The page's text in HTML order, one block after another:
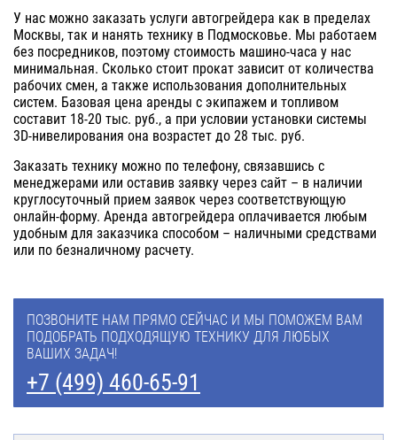
У нас можно заказать услуги автогрейдера как в пределах
Москвы, так и нанять технику в Подмосковье. Мы работаем
без посредников, поэтому стоимость машино-часа у нас
минимальная. Сколько стоит прокат зависит от количества
рабочих смен, а также использования дополнительных
систем. Базовая цена аренды с экипажем и топливом
составит 18-20 тыс. руб., а при условии установки системы
3D-нивелирования она возрастет до 28 тыс. руб.
Заказать технику можно по телефону, связавшись с
менеджерами или оставив заявку через сайт – в наличии
круглосуточный прием заявок через соответствующую
онлайн-форму. Аренда автогрейдера оплачивается любым
удобным для заказчика способом – наличными средствами
или по безналичному расчету.
ПОЗВОНИТЕ НАМ ПРЯМО СЕЙЧАС И МЫ ПОМОЖЕМ ВАМ
ПОДОБРАТЬ ПОДХОДЯЩУЮ ТЕХНИКУ ДЛЯ ЛЮБЫХ
ВАШИХ ЗАДАЧ!
+7 (499) 460-65-91